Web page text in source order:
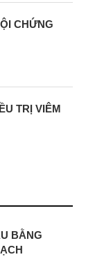
CHỨNG
TRỊ VIÊM
BẰNG